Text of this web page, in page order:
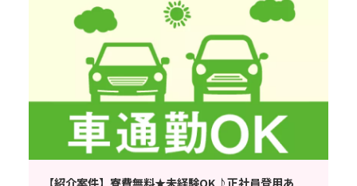
【紹介案件】寮費無料★未経験OK♪正社員登用あ